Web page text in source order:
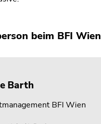
beim BFI Wien
Barth
BFI Wien